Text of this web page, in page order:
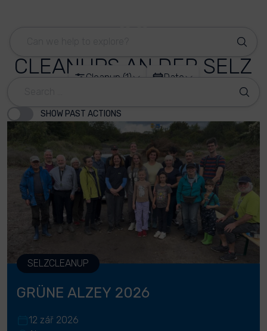
Cleanup (1) Date
CLEANUPS AN DER SELZ
SHOW PAST ACTIONS
SELZCLEANUP
GRÜNE ALZEY 2026
12 zář 2026